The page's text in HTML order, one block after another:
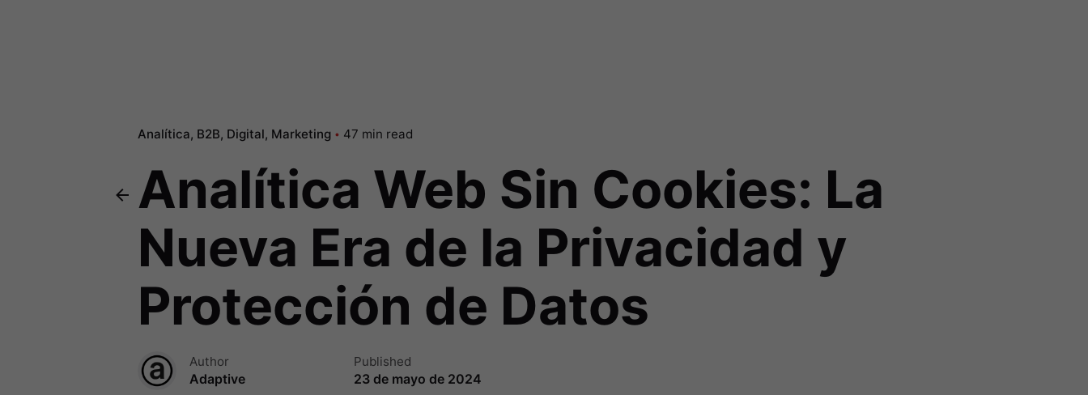
Analítica B2B Digital Marketing 47 min read
Analítica Web Sin Cookies: La
Nueva Era de la Privacidad y
Protección de Datos
Author
Adaptive
Published
23 de mayo de 2024